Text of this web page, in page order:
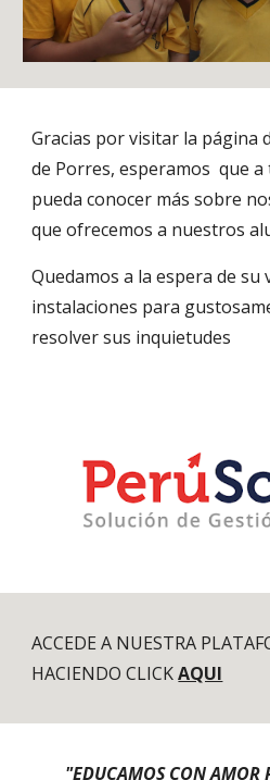
Gracias por visitar la página
de Porres, esperamos  que
pueda conocer más sobre
que ofrecemos a nuestros
Quedamos a la espera de su
instalaciones para
resolver sus inquietudes
ACCEDE A NUESTRA
HACIENDO CLICK AQUI
"EDUCAMOS CON AMOR